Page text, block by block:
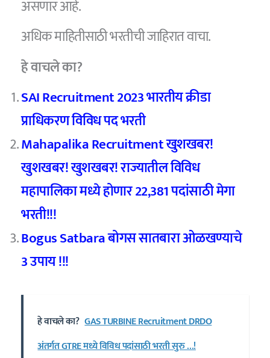
असणार आहे.
अधिक माहितीसाठी भरतीची जाहिरात वाचा.
हे वाचले का?
SAI Recruitment 2023 भारतीय क्रीडा
प्राधिकरण विविध पद भरती
Mahapalika Recruitment खुशखबर!
खुशखबर! खुशखबर! राज्यातील विविध
महापालिका मध्ये होणार 22,381 पदांसाठी मेगा
भरती!!!
Bogus Satbara बोगस सातबारा ओळखण्याचे
3 उपाय !!!
हे वाचले का? GAS TURBINE Recruitment DRDO
अंतर्गत GTRE मध्ये विविध पदांसाठी भरती सुरु …!